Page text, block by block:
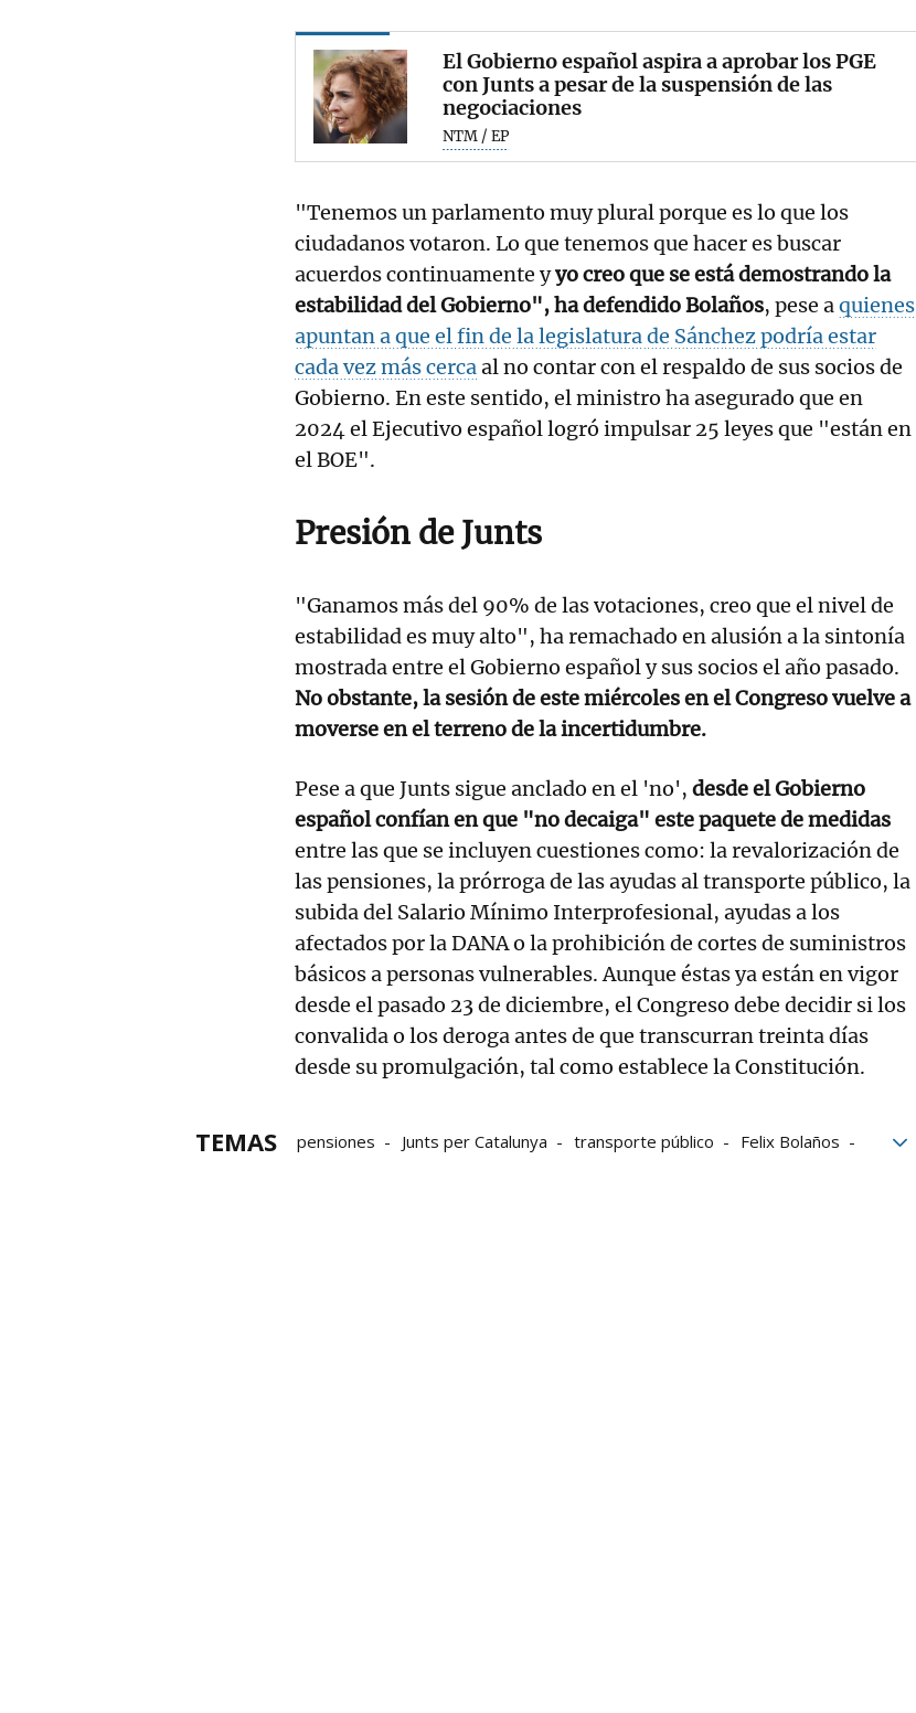
El Gobierno español aspira a aprobar los PGE
con Junts a pesar de la suspensión de las
negociaciones
NTM / EP
"Tenemos un parlamento muy plural porque es lo que los
ciudadanos votaron. Lo que tenemos que hacer es buscar
acuerdos continuamente yyo creo que se está demostrando la
estabilidad del Gobierno", ha defendido Bolaños, pese aquienes
apuntan a que el fin de la legislatura de Sánchez podría estar
cada vez más cercaal no contar con el respaldo de sus socios de
Gobierno. En este sentido, el ministro ha asegurado que en
2024 el Ejecutivo español logró impulsar 25 leyes que "están en
el BOE".
Presión de Junts
"Ganamos más del 90% de las votaciones, creo que el nivel de
estabilidad es muy alto", ha remachado en alusión a la sintonía
mostrada entre el Gobierno español y sus socios el año pasado.
No obstante, la sesión de este miércoles en el Congreso vuelve a
moverse en el terreno de la incertidumbre.
Pese a que Junts sigue anclado en el 'no', desde el Gobierno
español confían en que "no decaiga" este paquete de medidas
entre las que se incluyen cuestiones como: la revalorización de
las pensiones, la prórroga de las ayudas al transporte público, la
subida del Salario Mínimo Interprofesional, ayudas a los
afectados por la DANA o la prohibición de cortes de suministros
básicos a personas vulnerables. Aunque éstas ya están en vigor
desde el pasado 23 de diciembre, el Congreso debe decidir si los
convalida o los deroga antes de que transcurran treinta días
desde su promulgación, tal como establece la Constitución.
TEMAS pensiones Junts per Catalunya transporte público
Felix Bolaños